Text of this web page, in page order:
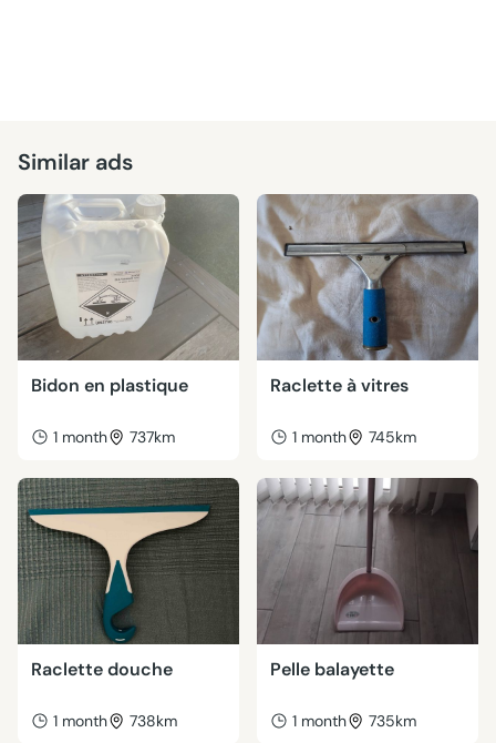
Similar ads
Bidon en plastique
1 month 737km
Raclette à vitres
1 month 745km
Raclette douche
1 month 738km
Pelle balayette
1 month 735km